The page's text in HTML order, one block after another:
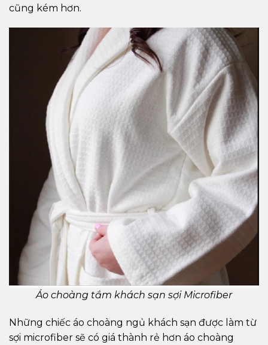
cũng kém hơn.
Áo choàng tắm khách sạn sợi Microfiber
Những chiếc áo choàng ngủ khách sạn được làm từ
sợi microfiber sẽ có giá thành rẻ hơn áo choàng